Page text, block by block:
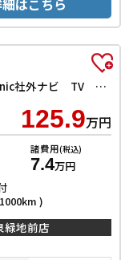
はこちら
G・Lホンダセンシング 衝突軽減B Panasonic社外ナビ TV Bカメラ ビルドインETC アダプティブクルーズコントロール 左パワースライドドア LEDヘッドライト フォグライト スマートキー プッシュスタート
125.9万円
諸費用(税込)
7.4万円
)
緑地前店